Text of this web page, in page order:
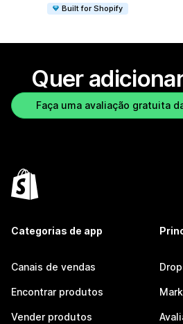
Built for Shopify
Quer
Faça uma avaliação gratuita
Categorias de app
Canais de vendas
Encontrar produtos
Vender produtos